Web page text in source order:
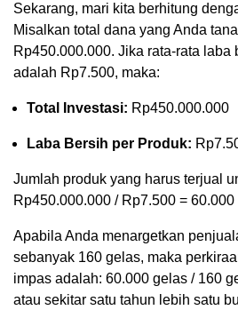
Sekarang, mari kita berhitung
Misalkan total dana yang Anda
Rp450.000.000. Jika rata-rata laba
adalah Rp7.500, maka:
Total Investasi: Rp450.000.000
Laba Bersih per Produk:
Jumlah produk yang harus terjual
Rp450.000.000 / Rp7.500 = 60.000
Apabila Anda menargetkan
sebanyak 160 gelas, maka
impas adalah: 60.000 gelas / 160
atau sekitar satu tahun lebih satu